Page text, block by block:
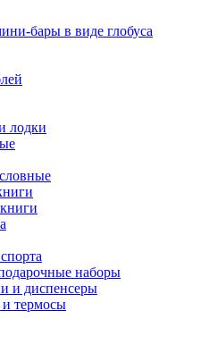
бары в виде глобуса
лодки
наборы
и диспенсеры
термосы